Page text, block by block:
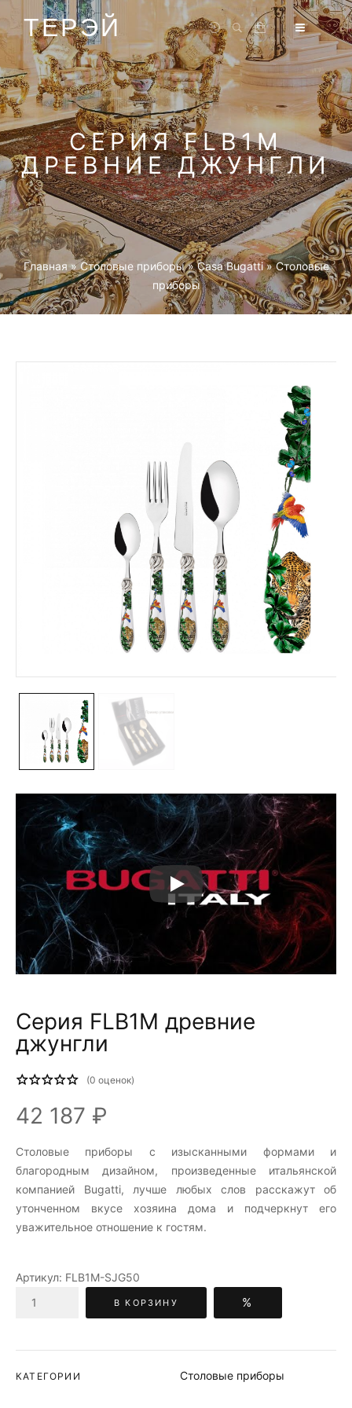
ТЕРЭЙ
СЕРИЯ FLB1M
ДРЕВНИЕ ДЖУНГЛИ
Главная »Столовые приборы »Casa Bugatti »Столовые
приборы
Серия FLB1M древние
джунгли
(0 оценок)
42 187 ₽
Столовые приборы c изысканными формами и
благородным дизайном, произведенные итальянской
компанией Bugatti, лучше любых слов расскажут об
утонченном вкусе хозяина дома и подчеркнут его
уважительное отношение к гостям.
Артикул: FLB1M-SJG50
В КОРЗИНУ %
КАТЕГОРИИ Столовые приборы